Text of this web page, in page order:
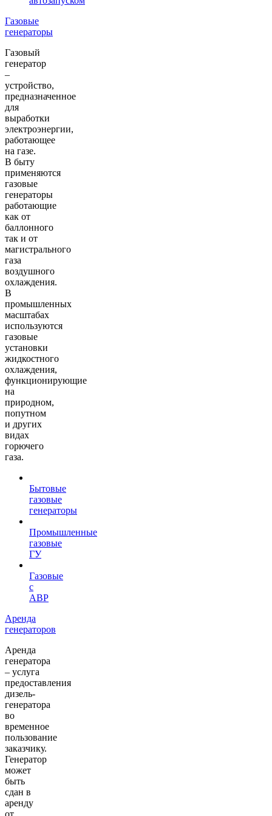
Газовые
генераторы
Газовый
генератор
–
устройство,
предназначенное
для
выработки
электроэнергии,
работающее
на газе.
В быту
применяются
газовые
генераторы
работающие
как от
баллонного
так и от
магистрального
газа
воздушного
охлаждения.
В
промышленных
масштабах
используются
газовые
установки
жидкостного
охлаждения,
функционирующие
на
природном,
попутном
и других
видах
горючего
газа.
Бытовые
газовые
генераторы
Промышленные
газовые
ГУ
Газовые
с
АВР
Аренда
генераторов
Аренда
генератора
– услуга
предоставления
дизель-
генератора
во
временное
пользование
заказчику.
Генератор
может
быть
сдан в
аренду
от